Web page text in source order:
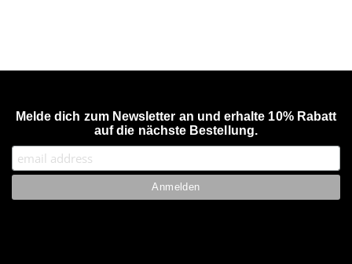
Melde dich zum Newsletter an und erhalte 10% Rabatt
auf die nächste Bestellung.